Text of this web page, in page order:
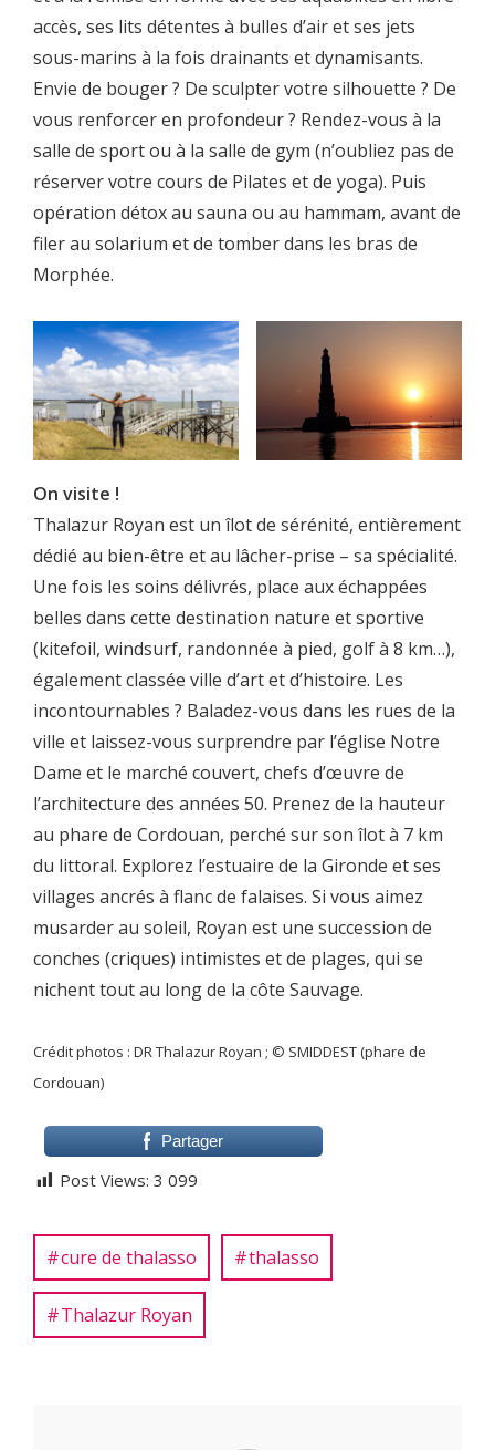
accès, ses lits détentes à bulles d’air et ses jets
sous-marins à la fois drainants et dynamisants.
Envie de bouger ? De sculpter votre silhouette ? De
vous renforcer en profondeur ? Rendez-vous à la
salle de sport ou à la salle de gym (n’oubliez pas de
réserver votre cours de Pilates et de yoga). Puis
opération détox au sauna ou au hammam, avant de
filer au solarium et de tomber dans les bras de
Morphée.
On visite !
Thalazur Royan est un îlot de sérénité, entièrement
dédié au bien-être et au lâcher-prise – sa spécialité.
Une fois les soins délivrés, place aux échappées
belles dans cette destination nature et sportive
(kitefoil, windsurf, randonnée à pied, golf à 8 km…),
également classée ville d’art et d’histoire. Les
incontournables ? Baladez-vous dans les rues de la
ville et laissez-vous surprendre par l’église Notre
Dame et le marché couvert, chefs d’œuvre de
l’architecture des années 50. Prenez de la hauteur
au phare de Cordouan, perché sur son îlot à 7 km
du littoral. Explorez l’estuaire de la Gironde et ses
villages ancrés à flanc de falaises. Si vous aimez
musarder au soleil, Royan est une succession de
conches (criques) intimistes et de plages, qui se
nichent tout au long de la côte Sauvage.
Crédit photos : DR Thalazur Royan ; © SMIDDEST (phare de
Cordouan)
Partager
Post Views: 3 099
cure de thalasso thalasso
Thalazur Royan